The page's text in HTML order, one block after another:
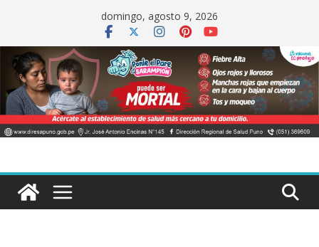
contenido
domingo, agosto 9, 2026